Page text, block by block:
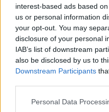
interest-based ads based
us or personal information
your opt-out. You may
disclosure of your personal
IAB’s list of downstream
also be disclosed by us to
Downstream Participants
Please note that this
Personal Data
5. Πώς προσδιορίζεται
συμμετέχουν στην
Το πλήθος των λαχνών
βάση το άθροισμα των
σύνολο των συναλλαγών
κλήρωση, ως εξής:
– Για τα επόμενα